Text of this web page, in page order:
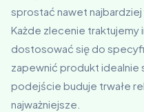
sprostać nawet
Każde zlecenie traktujemy
dostosować się do
zapewnić produkt idealnie
podejście buduje trwałe
najważniejsze.